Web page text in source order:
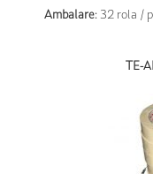
Ambalare: 32 rola /
TE-